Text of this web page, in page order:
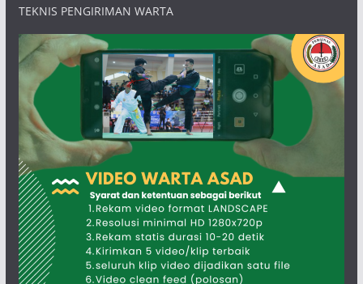
TEKNIS PENGIRIMAN WARTA